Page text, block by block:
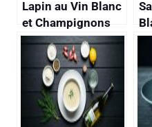
Lapin au Vin Blanc
et Champignons
de Paris : recette
Savoureuse
: